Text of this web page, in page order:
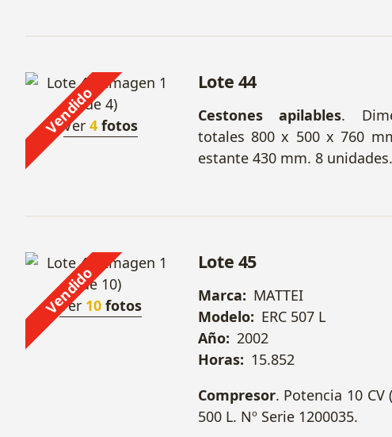
Vendido
Ver4 fotos
Lote 44
Cestones apilables.
totales 800 x 500 x 760
estante 430 mm. 8 unidades.
Vendido
Ver 10 fotos
Lote 45
Marca: MATTEI
Modelo: ERC 507 L
Año: 2002
Horas: 15.852
Compresor. Potencia 10 CV
500 L. Nº Serie 1200035.